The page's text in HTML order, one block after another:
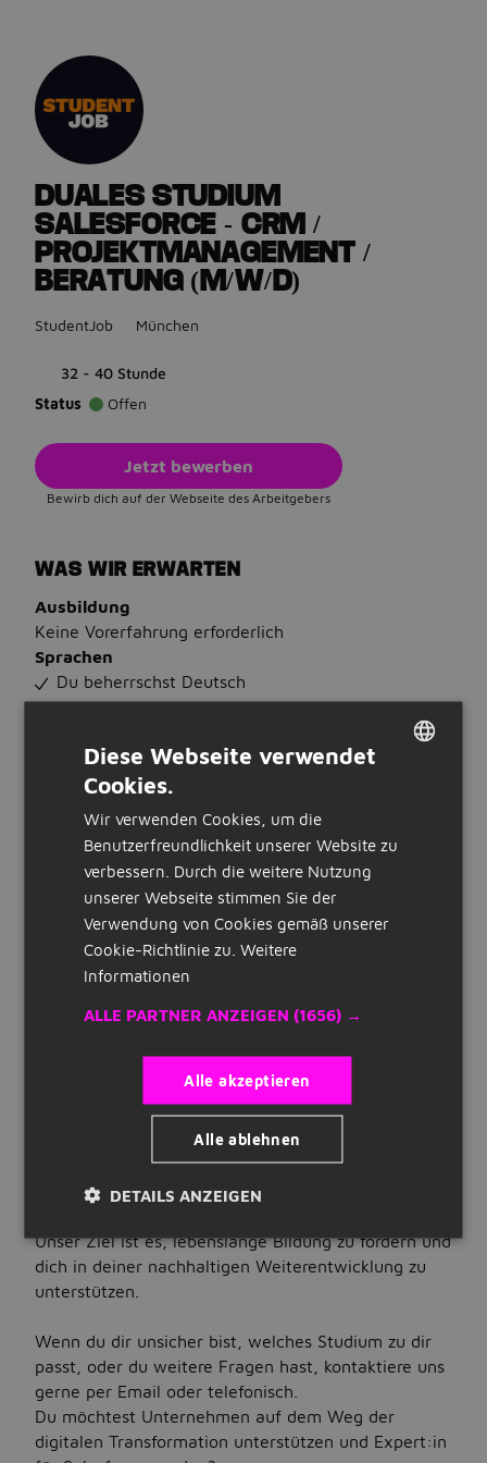
DUALES STUDIUM
SALESFORCE - CRM /
PROJEKTMANAGEMENT /
BERATUNG (M/W/D)
StudentJob München
32 - 40 Stunde
Status
Offen
Jetzt bewerben
Bewirb dich auf der Webseite des Arbeitgebers
WAS WIR ERWARTEN
Ausbildung
Keine Vorerfahrung erforderlich
Sprachen
Du beherrschst Deutsch
Stunden:
32 bis 40 Stunden pro Woche
Art der Stellenanzeige:
STELLENBESCHREIBUNG
Über das Unternehmen
Lust auf lebenslange Bildung und nachhaltige
Karriereentwicklung?
Die Knowledge Foundation ist die
der Hochschule entwickeln und realisieren wir
berufsbegleitende Studienprogramme sowie
Angebote zur Fach- und Führungskräfteentwicklung
und verbinden dabei akademische
Qualität mit direktem Praxisbezug.
Unser Ziel ist es, lebenslange Bildung zu fördern und
dich in deiner nachhaltigen Weiterentwicklung zu
unterstützen.
Wenn du dir unsicher bist, welches Studium zu dir
passt, oder du weitere Fragen hast, kontaktiere uns
gerne per Email oder telefonisch.
Du möchtest Unternehmen auf dem Weg der
digitalen Transformation unterstützen und Expert:in
Quick Links
Unternehmen auf Jobbird
Nach Stellenangeboten suchen
Jobs nach Standort
Jobs nach Berufsfeld
Jobs nach Anstellungsart
Jobs nach Bildungsstand
Diese Webseite verwendet
Cookies.
Wir verwenden Cookies, um die
Benutzerfreundlichkeit unserer Website zu
verbessern. Durch die weitere Nutzung
unserer Webseite stimmen Sie der
Verwendung von Cookies gemäß unserer
Cookie-Richtlinie zu. Weitere
Informationen
ALLE PARTNER ANZEIGEN (1656) →
Alle akzeptieren
Alle ablehnen
DETAILS ANZEIGEN